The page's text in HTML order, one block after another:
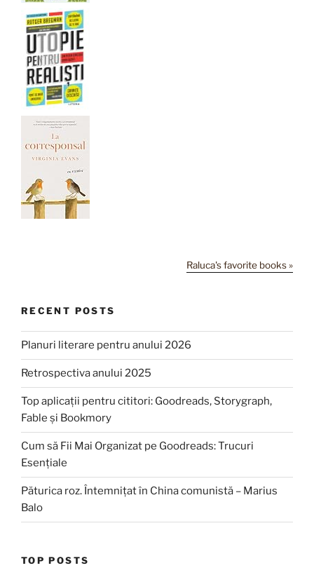
Raluca's favorite books »
RECENT POSTS
Planuri literare pentru anului 2026
Retrospectiva anului 2025
Top aplicații pentru cititori: Goodreads, Storygraph,
Fable și Bookmory
Cum să Fii Mai Organizat pe Goodreads: Trucuri
Esențiale
Păturica roz. Întemnițat în China comunistă – Marius
Balo
TOP POSTS